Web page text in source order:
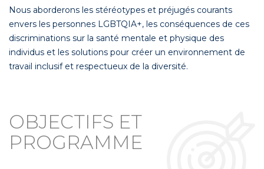
Nous aborderons les stéréotypes et préjugés courants
envers les personnes LGBTQIA+, les conséquences de ces
discriminations sur la santé mentale et physique des
individus et les solutions pour créer un environnement de
travail inclusif et respectueux de la diversité.
OBJECTIFS ET
PROGRAMME